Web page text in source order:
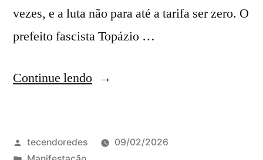
vezes, e a luta não para até a tarifa ser zero. O
prefeito fascista Topázio …
Continue lendo“3º
RUA
Publicado
tecendoredes
09/02/2026